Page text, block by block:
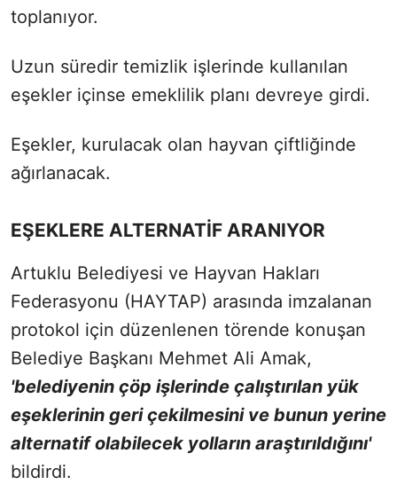
toplanıyor.
Uzun süredir temizlik işlerinde kullanılan
eşekler içinse emeklilik planı devreye girdi.
Eşekler, kurulacak olan hayvan çiftliğinde
ağırlanacak.
EŞEKLERE ALTERNATİF ARANIYOR
Artuklu Belediyesi ve Hayvan Hakları
Federasyonu (HAYTAP) arasında imzalanan
protokol için düzenlenen törende konuşan
Belediye Başkanı Mehmet Ali Amak,
'belediyenin çöp işlerinde çalıştırılan yük
eşeklerinin geri çekilmesini ve bunun yerine
alternatif olabilecek yolların araştırıldığını'
bildirdi.